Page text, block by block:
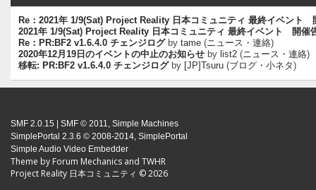
Re：2021年 1/9(Sat) Project Reality 日本コミュニティ 最終イベント
2021年 1/9(Sat) Project Reality 日本コミュニティ 最終イベント 開催
Re：PR:BF2 v1.6.4.0 チェンジログbytame (ニュース・連絡)
2020年12月19日のイベントの中止のお知らせ by list2 (ニュース・連絡)
移転: PR:BF2 v1.6.4.0 チェンジログby [JP]Tsuru (ブログ・小ネタ )
SMF 2.0.15 SMF © 2011, Simple Machines
SimplePortal 2.3.6 © 2008-2014, SimplePortal
Simple Audio Video Embedder
Theme by Forum Mechanics and TWHR
Project Reality 日本コミュニティ © 2026